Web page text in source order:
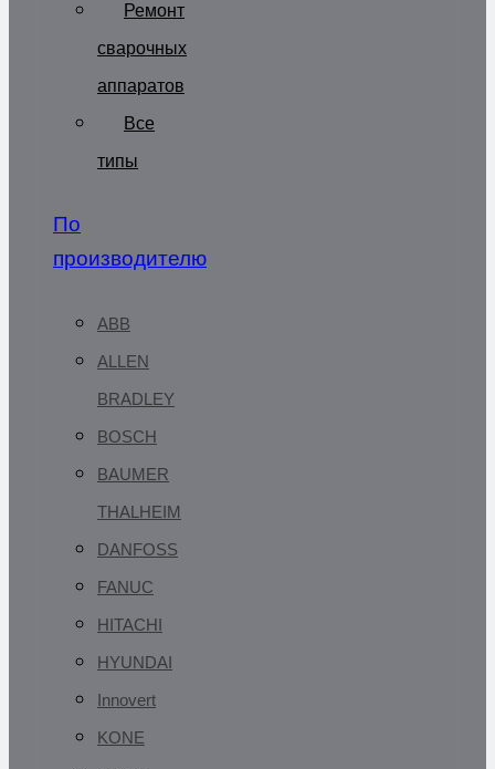
Ремонт
сварочных
аппаратов
Все
типы
По
производителю
ABB
ALLEN
BRADLEY
BOSCH
BAUMER
THALHEIM
DANFOSS
FANUC
HITACHI
HYUNDAI
Innovert
KONE